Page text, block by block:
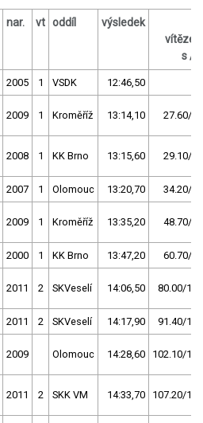
nar. vt oddíl výsledek
s /
2005 1 VSDK 12:46,50
2009 1 Kroměříž 13:14,10 27.60/
2008 1 KK Brno 13:15,60 29.10/
2007 1 Olomouc 13:20,70 34.20/
2009 1 Kroměříž 13:35,20 48.70/
2000 1 KK Brno 13:47,20 60.70/
2011 2 SKVeselí 14:06,50 80.00/
2011 2 SKVeselí 14:17,90 91.40/
2009 Olomouc 14:28,60 102.10/
2011 2 SKK VM 14:33,70 107.20/